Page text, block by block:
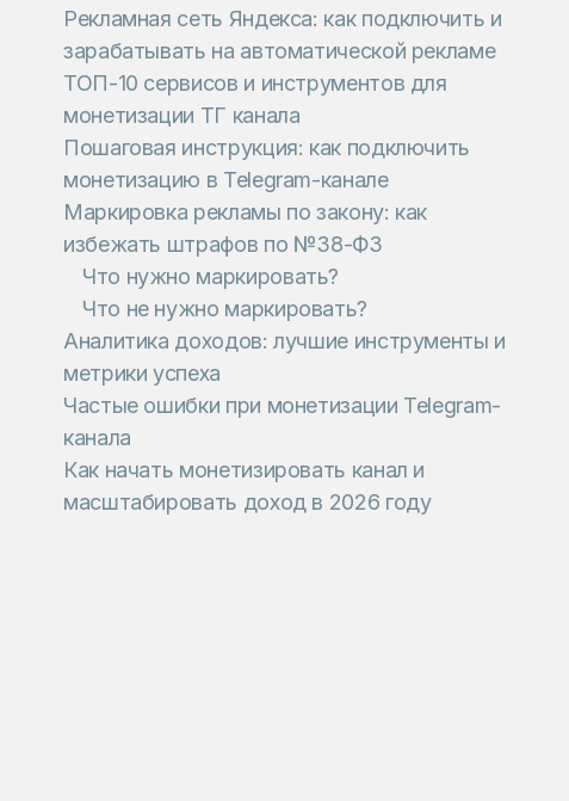
Рекламная сеть Яндекса: как подключить и
зарабатывать на автоматической рекламе
ТОП-10 сервисов и инструментов для
монетизации ТГ канала
Пошаговая инструкция: как подключить
монетизацию в Telegram-канале
Маркировка рекламы по закону: как
избежать штрафов по №38-ФЗ
Что нужно маркировать?
Что не нужно маркировать?
Аналитика доходов: лучшие инструменты и
метрики успеха
Частые ошибки при монетизации Telegram-
канала
Как начать монетизировать канал и
масштабировать доход в 2026 году